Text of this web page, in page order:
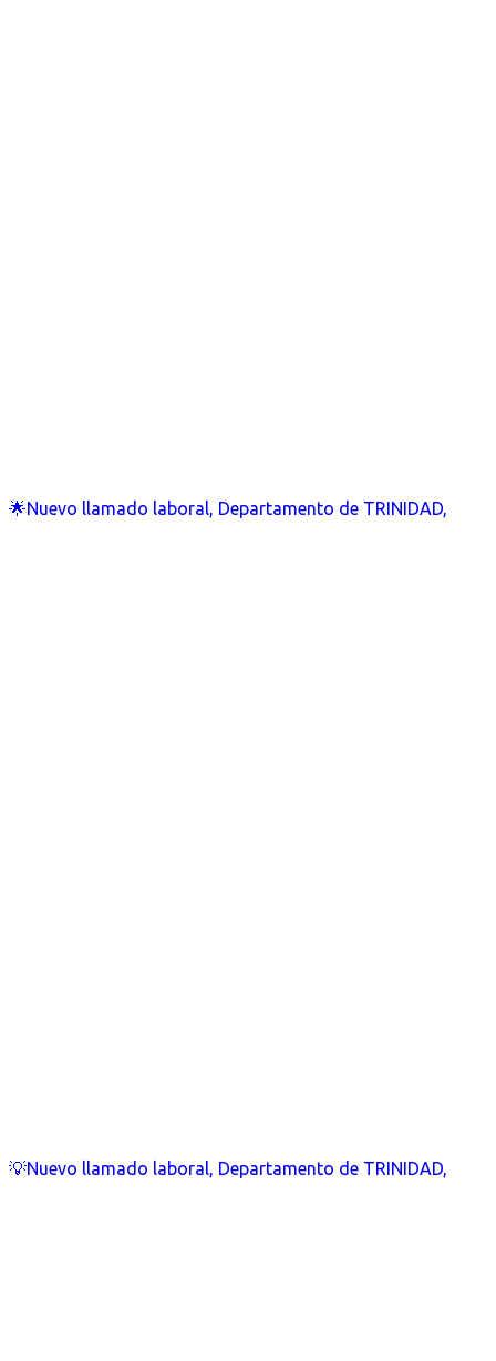
🌟Nuevo llamado laboral, Departamento de TRINIDAD,
💡Nuevo llamado laboral, Departamento de TRINIDAD,